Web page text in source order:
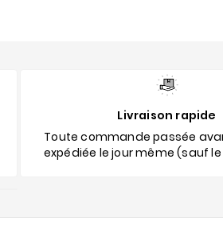
Livraison rapide
Toute commande passée
expédiée le jour même (sauf